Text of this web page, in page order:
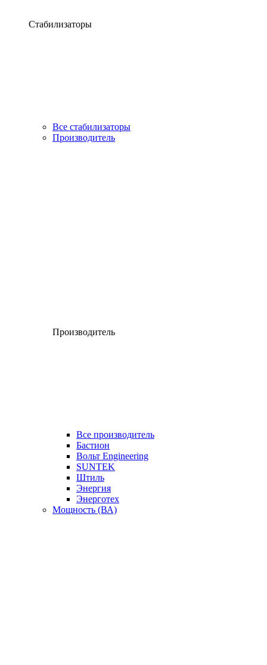
Стабилизаторы
Все стабилизаторы
Производитель
Производитель
Все производитель
Бастион
Вольт Engineering
SUNTEK
Штиль
Энергия
Энерготех
Мощность (ВА)